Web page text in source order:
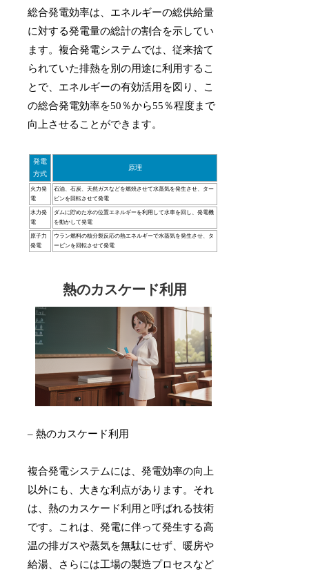
総合発電効率は、エネルギーの総供給量
に対する発電量の総計の割合を示してい
ます。複合発電システムでは、従来捨て
られていた排熱を別の用途に利用するこ
とで、エネルギーの有効活用を図り、こ
の総合発電効率を50％から55％程度まで
向上させることができます。
発電
方式
原理
火力発
電
石油、石炭、天然ガスなどを燃焼させて水蒸気を発生させ、ター
ビンを回転させて発電
水力発
電
ダムに貯めた水の位置エネルギーを利用して水車を回し、発電機
を動かして発電
原子力
発電
ウラン燃料の核分裂反応の熱エネルギーで水蒸気を発生させ、タ
ービンを回転させて発電
熱のカスケード利用
– 熱のカスケード利用
複合発電システムには、発電効率の向上
以外にも、大きな利点があります。それ
は、熱のカスケード利用と呼ばれる技術
です。これは、発電に伴って発生する高
温の排ガスや蒸気を無駄にせず、暖房や
給湯、さらには工場の製造プロセスなど